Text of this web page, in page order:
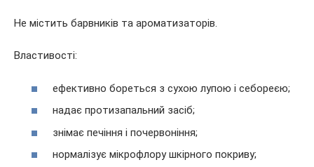
Не містить барвників та ароматизаторів.
Властивості:
ефективно бореться з сухою лупою і себореєю;
надає протизапальний засіб;
знімає печіння і почервоніння;
нормалізує мікрофлору шкірного покриву;